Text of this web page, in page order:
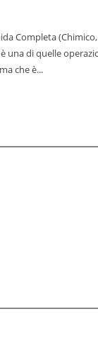
Completa (Chimico,
che è...